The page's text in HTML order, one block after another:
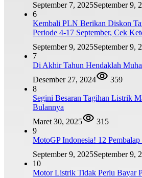
September 7, 2025September 9,
6
Kembali PLN Berikan Diskon
Periode 4-17 September, Cek
September 9, 2025September 9,
7
Di Akhir Tahun Hendaklah
Desember 27, 2024
359
8
Segini Besaran Tagihan Listrik
Bulannya
Maret 30, 2025
315
9
MotoGP Indonesia! 12
September 9, 2025September 9,
10
Motor Listrik Tidak Perlu Bayar